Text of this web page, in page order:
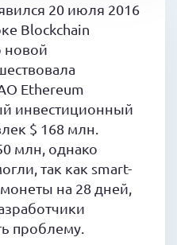
20 июля 2016
Blockchain
новой
Ethereum
инвестиционный
$ 168 млн.
млн, однако
так как smart-
на 28 дней,
проблему.